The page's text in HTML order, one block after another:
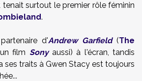
tenait surtout le premier rôle féminin
.
d'Andrew Garfield(The
film Sonyaussi) à l'écran, tandis
ses traits à Gwen Stacy est toujours